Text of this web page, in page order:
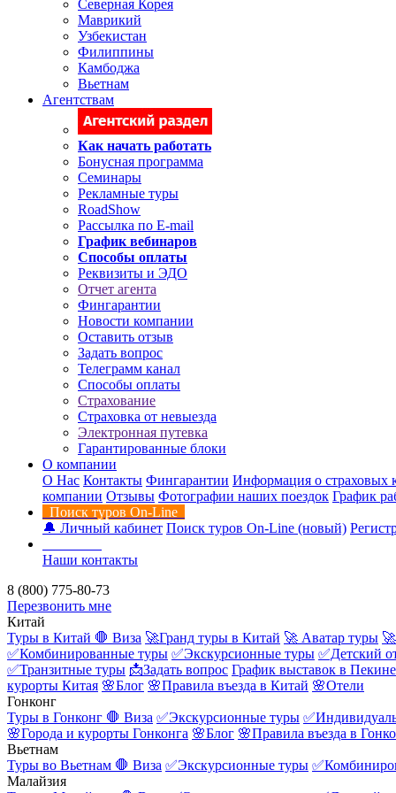
Северная Корея
Маврикий
Узбекистан
Филиппины
Камбоджа
Вьетнам
Агентствам
Как начать работать
Бонусная программа
Семинары
Рекламные туры
RoadShow
Рассылка по E-mail
График вебинаров
Способы оплаты
Реквизиты и ЭДО
Отчет агента
Фингарантии
Новости компании
Оставить отзыв
Задать вопрос
Телеграмм канал
Способы оплаты
Страхование
Страховка от невыезда
Электронная путевка
Гарантированные блоки
О компании
О Нас Контакты Фингарантии Информация о страховых
компании Отзывы Фотографии наших поездок График
Поиск туров On-Line
🔔 Личный кабинет Поиск туров On-Line (новый)
Наши контакты
8 (800) 775-80-73
Перезвонить мне
Китай
Туры в Китай 🛑 Виза 🚀Гранд туры в Китай 🚀 Аватар туры
✅Комбинированные туры ✅Экскурсионные туры ✅Детский
✅Транзитные туры 📩Задать вопрос График выставок в
курорты Китая 🌸Блог 🌸Правила въезда в Китай 🌸Отели
Гонконг
Туры в Гонконг 🛑 Виза ✅Экскурсионные туры
🌸Города и курорты Гонконга 🌸Блог 🌸Правила въезда в
Вьетнам
Туры во Вьетнам 🛑 Виза ✅Экскурсионные туры
Малайзия